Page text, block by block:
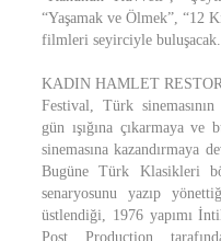
“Yaşamak ve Ölmek”, “12
filmleri seyirciyle buluşacak.
KADIN HAMLET
Festival, Türk
gün ışığına çıkarmaya
sinemasına kazandırmaya
Bugüne Türk Klasikleri
senaryosunu yazıp
üstlendiği, 1976 yapımı
Post Production